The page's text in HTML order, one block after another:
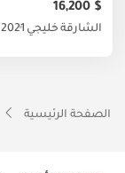
$ 16,200
الشارقة خليجي 2021
الصفحة الرئيسية